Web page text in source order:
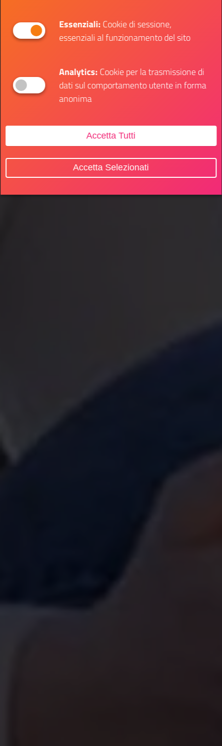
Essenziali:Cookie di sessione,
essenziali al funzionamento del sito
Analytics:Cookie per la trasmissione di
dati sul comportamento utente in forma
anonima
Accetta Tutti
Accetta Selezionati